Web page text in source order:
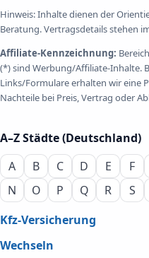
Hinweis: Inhalte dienen der
Beratung. Vertragsdetails stehen
Affiliate-Kennzeichnung:
(*) sind Werbung/Affiliate-Inhalte.
Links/Formulare erhalten wir eine
Nachteile bei Preis, Vertrag oder
A–Z Städte (Deutschland)
A
B C D E F
N
O P Q R S
Kfz-Versicherung
Wechseln